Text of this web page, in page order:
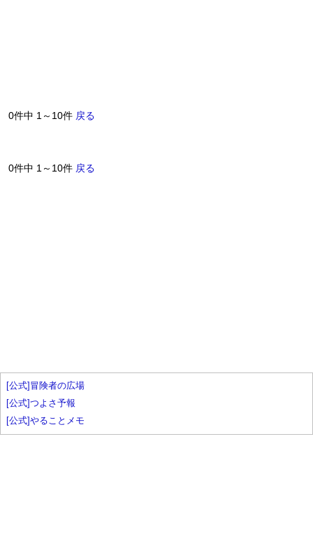
0件中 1～10件 戻る
0件中 1～10件 戻る
[公式]冒険者の広場
[公式]つよさ予報
[公式]やることメモ